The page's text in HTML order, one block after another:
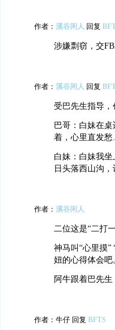
作者： 溪谷闲人 回复
涉嫌剽窃，交
作者： 溪谷闲人 回复
受巴先生指导，
巴哥：白妹在
着，心里直发
白妹：白妹我
日头落西山沟
作者： 溪谷闲人
二位这是“二打
神马叫“心里摸
妞的心得体会吧
阿牛跟着巴先生
作者：牛仔 回复 BFTS